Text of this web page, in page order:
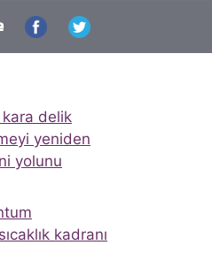
delik
yeniden
yolunu
kadranı